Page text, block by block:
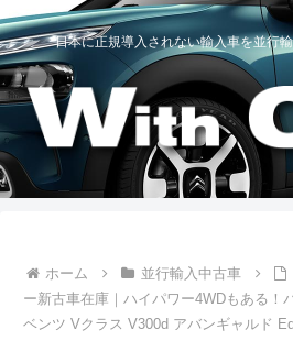
日本に正規導入されない輸入車を並行
ホーム 並行輸入中古車
ー新古車在庫｜ハイパワー4WDもある！
ベンツ Vクラス V300d アバンギャルド